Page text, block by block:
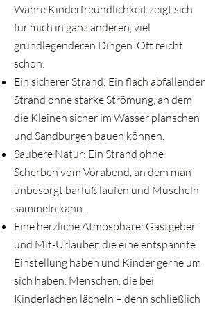
Wahre Kinderfreundlichkeit zeigt sich
für mich in ganz anderen, viel
grundlegenderen Dingen. Oft reicht
schon:
Ein sicherer Strand: Ein flach abfallender
Strand ohne starke Strömung, an dem
die Kleinen sicher im Wasser planschen
und Sandburgen bauen können.
Saubere Natur: Ein Strand ohne
Scherben vom Vorabend, an dem man
unbesorgt barfuß laufen und Muscheln
sammeln kann.
Eine herzliche Atmosphäre: Gastgeber
und Mit-Urlauber, die eine entspannte
Einstellung haben und Kinder gerne um
sich haben. Menschen, die bei
Kinderlachen lächeln – denn schließlich